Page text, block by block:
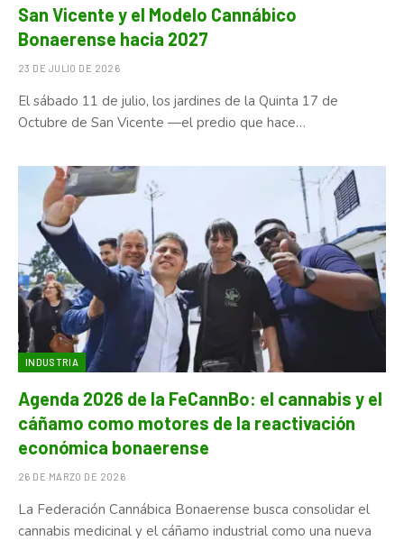
San Vicente y el Modelo Cannábico
Bonaerense hacia 2027
23 DE JULIO DE 2026
El sábado 11 de julio, los jardines de la Quinta 17 de
Octubre de San Vicente —el predio que hace…
INDUSTRIA
Agenda 2026 de la FeCannBo: el cannabis y el
cáñamo como motores de la reactivación
económica bonaerense
26 DE MARZO DE 2026
La Federación Cannábica Bonaerense busca consolidar el
cannabis medicinal y el cáñamo industrial como una nueva